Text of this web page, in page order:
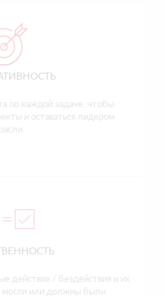
по каждой задаче, чтобы
и оставаться лидером
действия / бездействия и их
могли или должны были